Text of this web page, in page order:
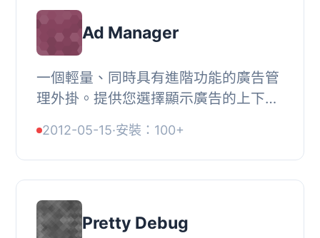
Ad Manager
一個輕量、同時具有進階功能的廣告管
理外掛。提供您選擇顯示廣告的上下文
用者類別。, 請注意，雖然當前版本是
穩定的，但...
2012-05-15·安裝：100+
Pretty Debug